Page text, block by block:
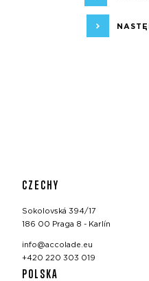
CZECHY
Sokolovská 394/17
186 00 Praga 8 - Karlín
info@accolade.eu
+420 220 303 019
POLSKA